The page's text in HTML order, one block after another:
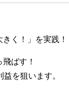
く！」を実践！
ばす！
を狙います。